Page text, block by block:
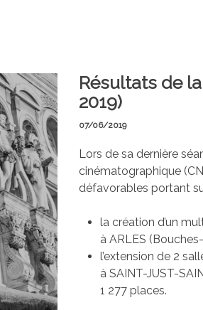
Résultats de
2019)
07/06/2019
Lors de sa dernière
cinématographique
défavorables portant
la création d’un
à ARLES
l’extension de 2
à SAINT-JUST-
1 277 places.